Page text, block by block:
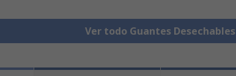
Ver todo Guantes Desechables